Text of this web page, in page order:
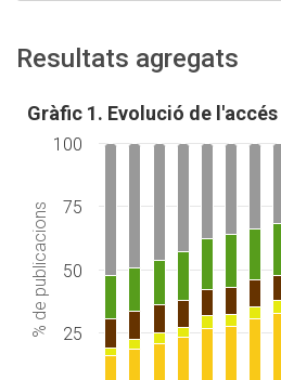
Resultats agregats
% de publicacions
Gràfic 1. Evolució de
25
50
75
100